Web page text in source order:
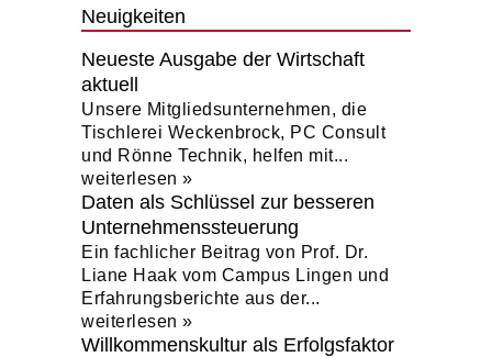
Neuigkeiten
Neueste Ausgabe der Wirtschaft
aktuell
Unsere Mitgliedsunternehmen, die
Tischlerei Weckenbrock, PC Consult
und Rönne Technik, helfen mit...
weiterlesen »
Daten als Schlüssel zur besseren
Unternehmenssteuerung
Ein fachlicher Beitrag von Prof. Dr.
Liane Haak vom Campus Lingen und
Erfahrungsberichte aus der...
weiterlesen »
Willkommenskultur als Erfolgsfaktor